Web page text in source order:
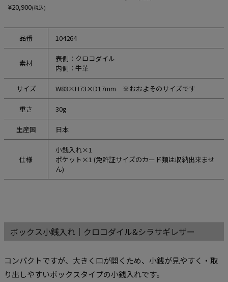
¥20,900(税込)
品番 104264
素材
表側：クロコダイル
内側：牛革
サイズ W83×H73×D17mm ※おおよそのサイズです
重さ 30g
生産国 日本
仕様
小銭入れ×1
ポケット×1 (免許証サイズのカード類は収納出来ませ
ん)
ボックス小銭入れ｜クロコダイル&シラサギレザー
コンパクトですが、大きく口が開くため、小銭が見やすく・取
り出しやすいボックスタイプの小銭入れです。